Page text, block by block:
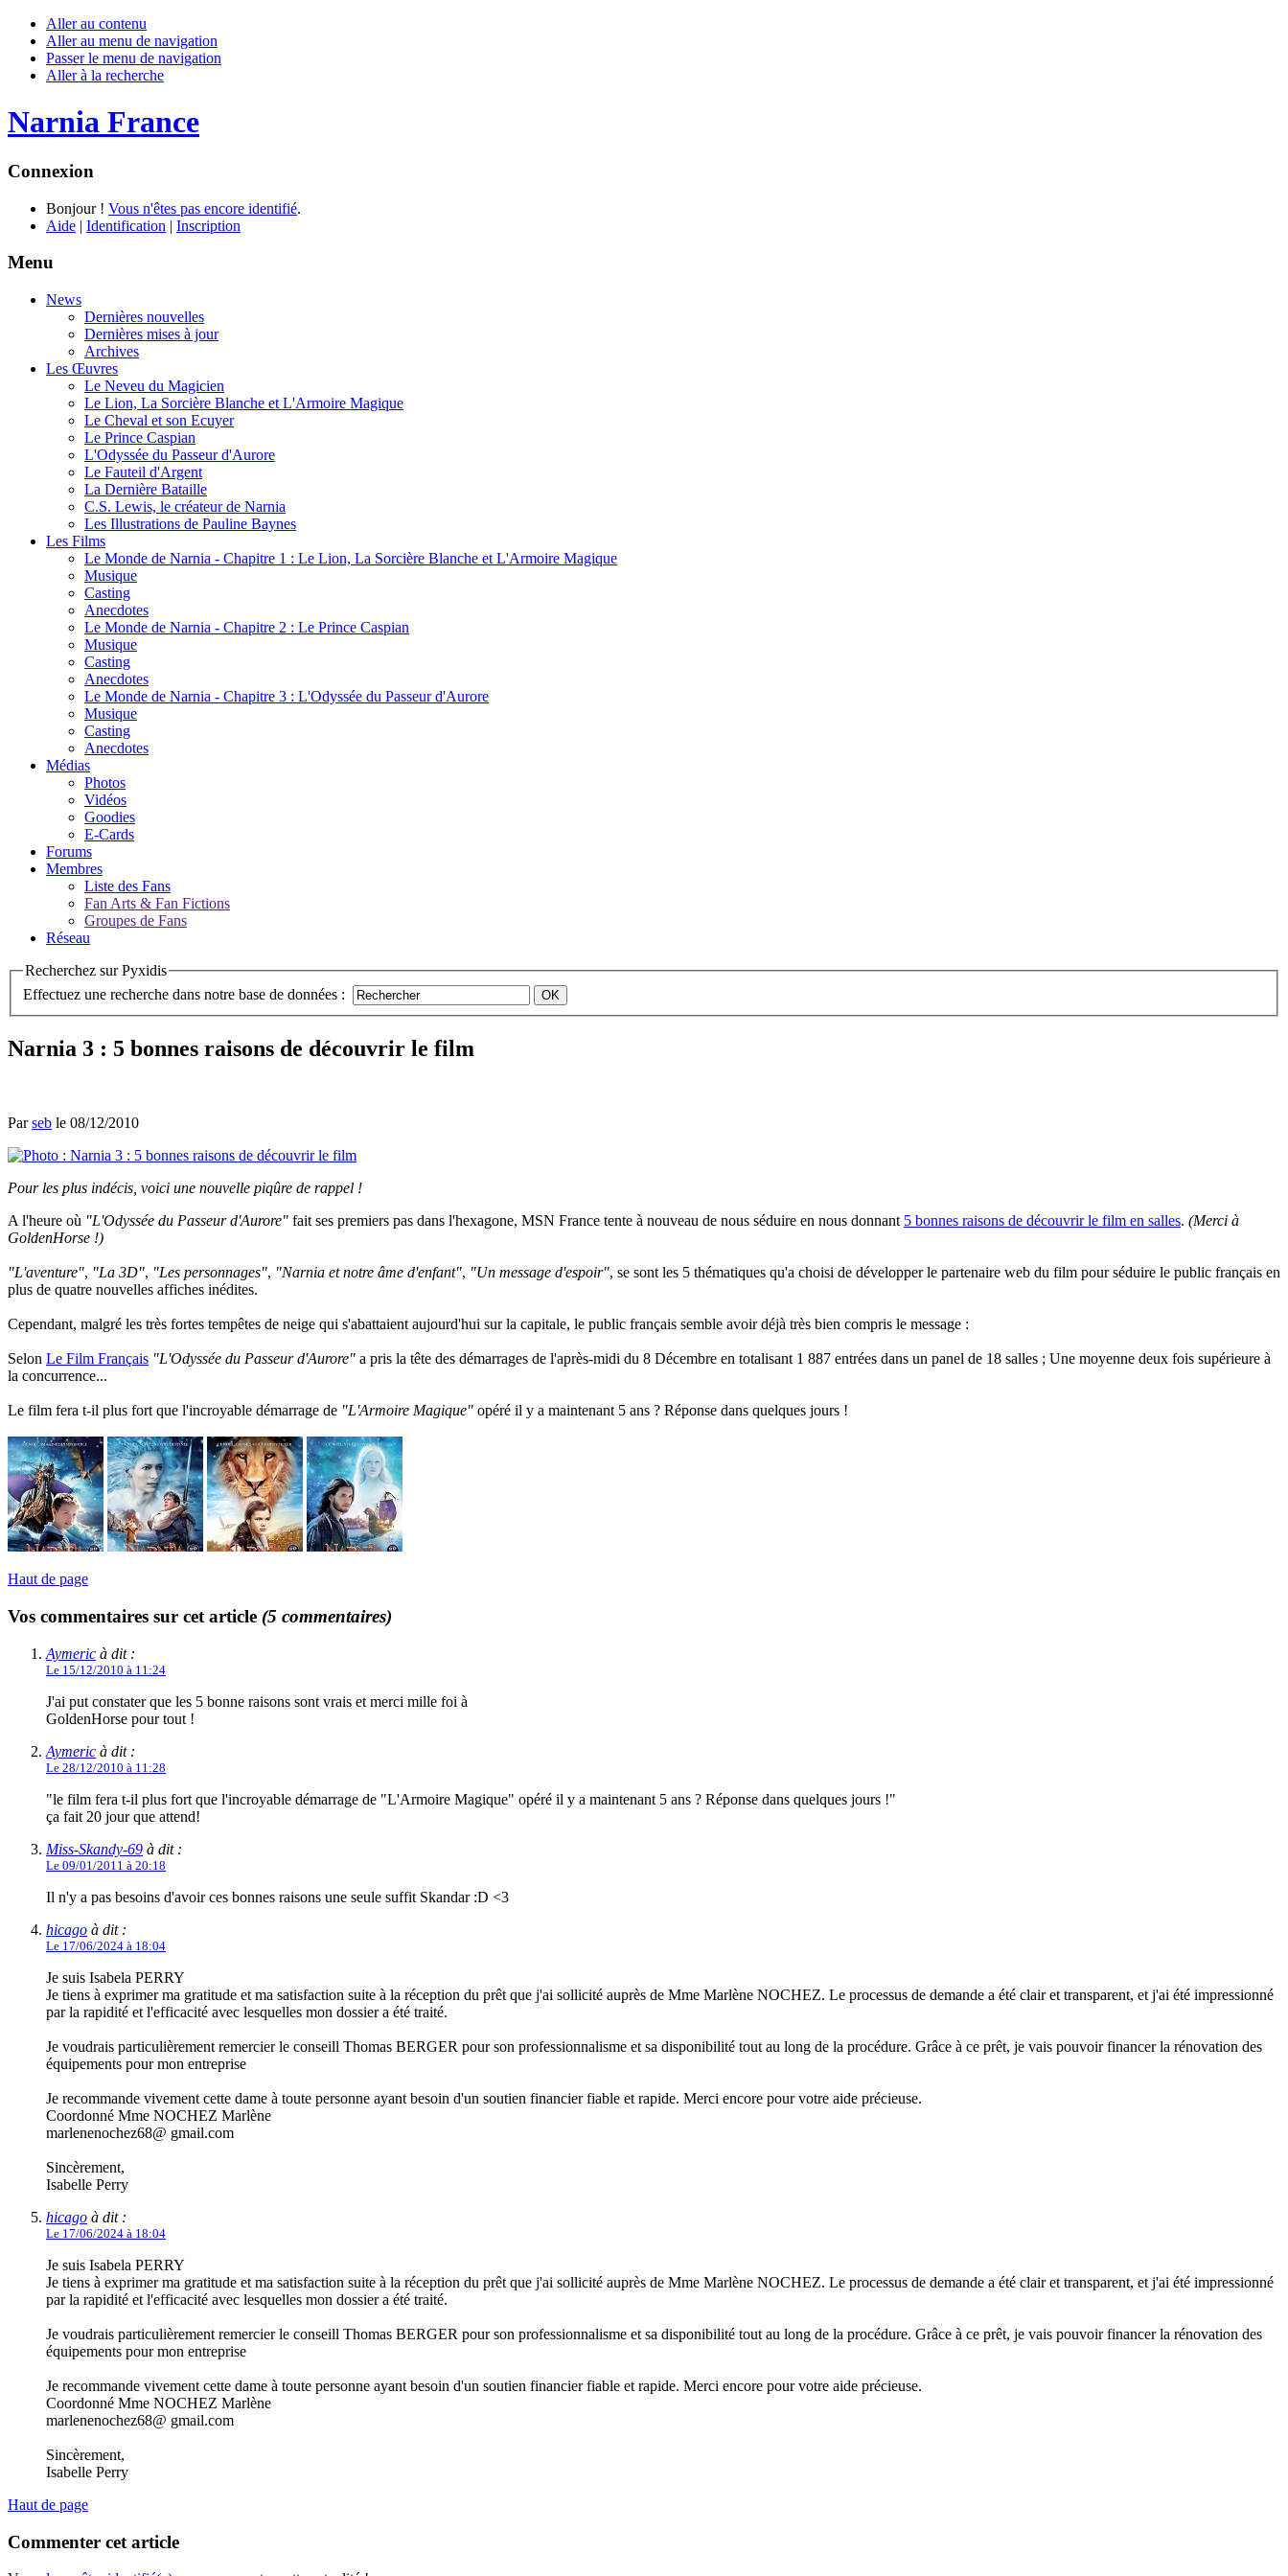
Aller au contenu
Aller au menu de navigation
Passer le menu de navigation
Aller à la recherche
Narnia France
Connexion
Bonjour ! Vous n'êtes pas encore identifié.
Aide | Identification | Inscription
Menu
News
Dernières nouvelles
Dernières mises à jour
Archives
Les Œuvres
Le Neveu du Magicien
Le Lion, La Sorcière Blanche et L'Armoire Magique
Le Cheval et son Ecuyer
Le Prince Caspian
L'Odyssée du Passeur d'Aurore
Le Fauteil d'Argent
La Dernière Bataille
C.S. Lewis, le créateur de Narnia
Les Illustrations de Pauline Baynes
Les Films
Le Monde de Narnia - Chapitre 1 : Le Lion, La Sorcière Blanche et L'Armoire Magique
Musique
Casting
Anecdotes
Le Monde de Narnia - Chapitre 2 : Le Prince Caspian
Musique
Casting
Anecdotes
Le Monde de Narnia - Chapitre 3 : L'Odyssée du Passeur d'Aurore
Musique
Casting
Anecdotes
Médias
Photos
Vidéos
Goodies
E-Cards
Forums
Membres
Liste des Fans
Fan Arts & Fan Fictions
Groupes de Fans
Réseau
Recherchez sur Pyxidis
Effectuez une recherche dans notre base de données :
Narnia 3 : 5 bonnes raisons de découvrir le film
Parseb le 08/12/2010
Pour les plus indécis, voici une nouvelle piqûre de rappel !
A l'heure où "L'Odyssée du Passeur d'Aurore" fait ses premiers pas dans l'hexagone, MSN France tente à nouveau de nous séduire en nous donnant 5 bonnes raisons de découvrir le film en salles. (Merci à
GoldenHorse !)
"L'aventure", "La 3D", "Les personnages", "Narnia et notre âme d'enfant", "Un message d'espoir", se sont les 5 thématiques qu'a choisi de développer le partenaire web du film pour séduire le public français en
plus de quatre nouvelles affiches inédites.
Cependant, malgré les très fortes tempêtes de neige qui s'abattaient aujourd'hui sur la capitale, le public français semble avoir déjà très bien compris le message :
Selon Le Film Français "L'Odyssée du Passeur d'Aurore" a pris la tête des démarrages de l'après-midi du 8 Décembre en totalisant 1 887 entrées dans un panel de 18 salles ; Une moyenne deux fois supérieure à
la concurrence...
Le film fera t-il plus fort que l'incroyable démarrage de "L'Armoire Magique" opéré il y a maintenant 5 ans ? Réponse dans quelques jours !
Haut de page
Vos commentaires sur cet article (5 commentaires)
Aymeric à dit :
Le 15/12/2010 à 11:24
J'ai put constater que les 5 bonne raisons sont vrais et merci mille foi à
GoldenHorse pour tout !
Aymeric à dit :
Le 28/12/2010 à 11:28
"le film fera t-il plus fort que l'incroyable démarrage de "L'Armoire Magique" opéré il y a maintenant 5 ans ? Réponse dans quelques jours !"
ça fait 20 jour que attend!
Miss-Skandy-69 à dit :
Le 09/01/2011 à 20:18
Il n'y a pas besoins d'avoir ces bonnes raisons une seule suffit Skandar :D <3
hicago à dit :
Le 17/06/2024 à 18:04
Je suis Isabela PERRY
Je tiens à exprimer ma gratitude et ma satisfaction suite à la réception du prêt que j'ai sollicité auprès de Mme Marlène NOCHEZ. Le processus de demande a été clair et transparent, et j'ai été impressionné
par la rapidité et l'efficacité avec lesquelles mon dossier a été traité.
Je voudrais particulièrement remercier le conseill Thomas BERGER pour son professionnalisme et sa disponibilité tout au long de la procédure. Grâce à ce prêt, je vais pouvoir financer la rénovation des
équipements pour mon entreprise
Je recommande vivement cette dame à toute personne ayant besoin d'un soutien financier fiable et rapide. Merci encore pour votre aide précieuse.
Coordonné Mme NOCHEZ Marlène
marlenenochez68@ gmail.com
Sincèrement,
Isabelle Perry
hicago à dit :
Le 17/06/2024 à 18:04
Je suis Isabela PERRY
Je tiens à exprimer ma gratitude et ma satisfaction suite à la réception du prêt que j'ai sollicité auprès de Mme Marlène NOCHEZ. Le processus de demande a été clair et transparent, et j'ai été impressionné
par la rapidité et l'efficacité avec lesquelles mon dossier a été traité.
Je voudrais particulièrement remercier le conseill Thomas BERGER pour son professionnalisme et sa disponibilité tout au long de la procédure. Grâce à ce prêt, je vais pouvoir financer la rénovation des
équipements pour mon entreprise
Je recommande vivement cette dame à toute personne ayant besoin d'un soutien financier fiable et rapide. Merci encore pour votre aide précieuse.
Coordonné Mme NOCHEZ Marlène
marlenenochez68@ gmail.com
Sincèrement,
Isabelle Perry
Haut de page
Commenter cet article